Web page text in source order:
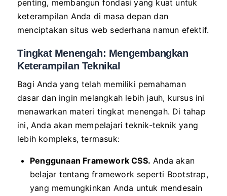
penting, membangun fondasi yang kuat untuk
keterampilan Anda di masa depan dan
menciptakan situs web sederhana namun efektif.
Tingkat Menengah: Mengembangkan
Keterampilan Teknikal
Bagi Anda yang telah memiliki pemahaman
dasar dan ingin melangkah lebih jauh, kursus ini
menawarkan materi tingkat menengah. Di tahap
ini, Anda akan mempelajari teknik-teknik yang
lebih kompleks, termasuk:
Penggunaan Framework CSS. Anda akan
belajar tentang framework seperti Bootstrap,
yang memungkinkan Anda untuk mendesain